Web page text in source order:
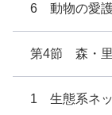
6 動物の愛
第4節 森・里
1 生態系ネッ